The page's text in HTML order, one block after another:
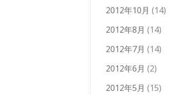
2012年10月 (14)
2012年8月 (14)
2012年7月 (14)
2012年6月 (2)
2012年5月 (15)